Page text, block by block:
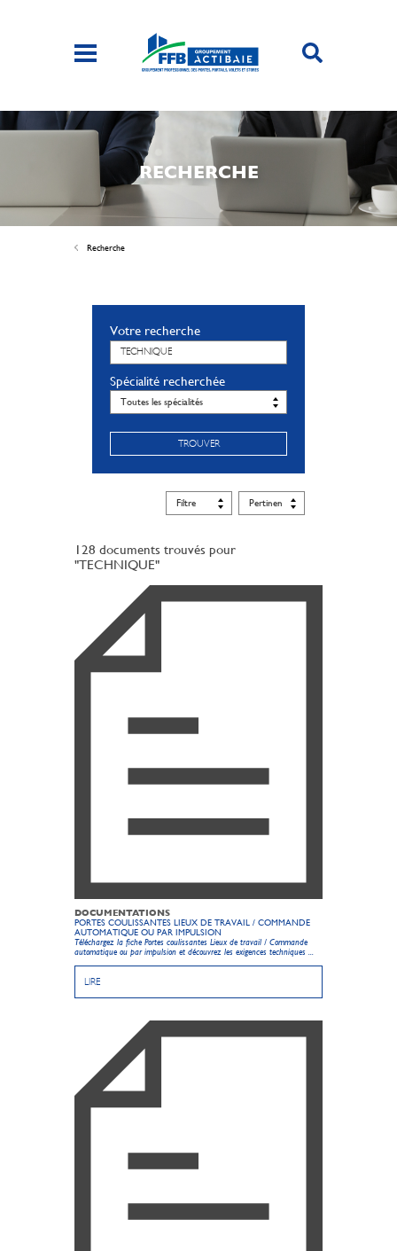
RECHERCHE
Recherche
Votre recherche
Spécialité recherchée
TROUVER
128 documents trouvés pour
"TECHNIQUE"
DOCUMENTATIONS
PORTES COULISSANTES LIEUX DE TRAVAIL / COMMANDE
AUTOMATIQUE OU PAR IMPULSION
Téléchargez la fiche Portes coulissantes Lieux de travail / Commande
automatique ou par impulsion et découvrez les exigences techniques ...
LIRE